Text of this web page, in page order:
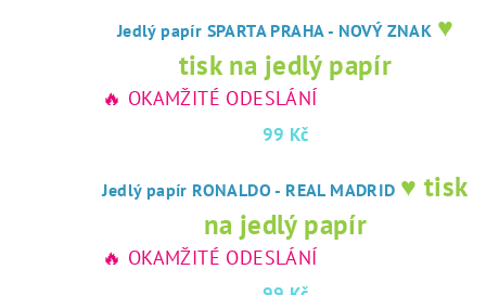
Jedlý papír SPARTA PRAHA - NOVÝ ZNAK ♥
tisk na jedlý papír
🔥 OKAMŽITÉ ODESLÁNÍ
99 Kč
Jedlý papír RONALDO - REAL MADRID ♥ tisk
na jedlý papír
🔥 OKAMŽITÉ ODESLÁNÍ